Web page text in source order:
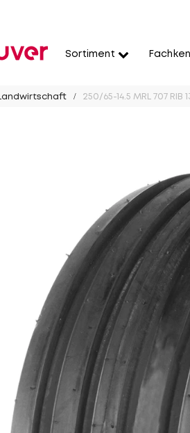
Sortiment
Landwirtschaft 250/65-14.5 MRL 707 RIB